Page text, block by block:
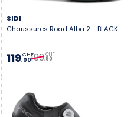
SIDI
Chaussures Road Alba 2 - BLACK
119,00
CHF199,90
CHF